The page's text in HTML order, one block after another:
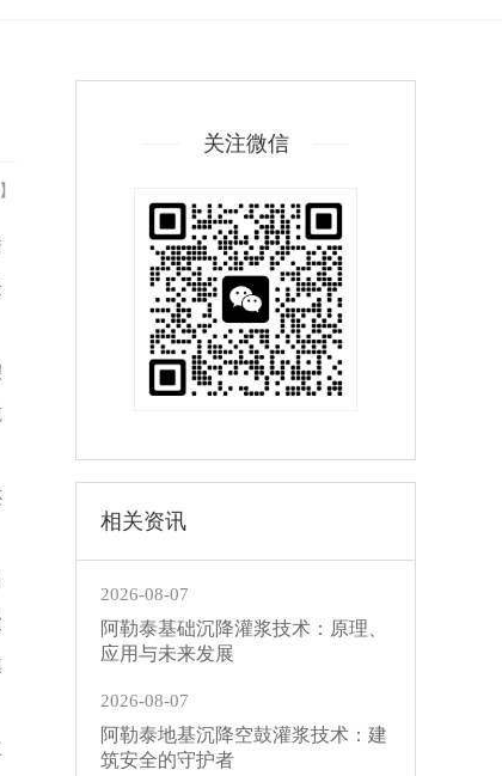
】
关注微信
相关资讯
2026-08-07
阿勒泰基础沉降灌浆技术：原理、
应用与未来发展
2026-08-07
阿勒泰地基沉降空鼓灌浆技术：建
筑安全的守护者